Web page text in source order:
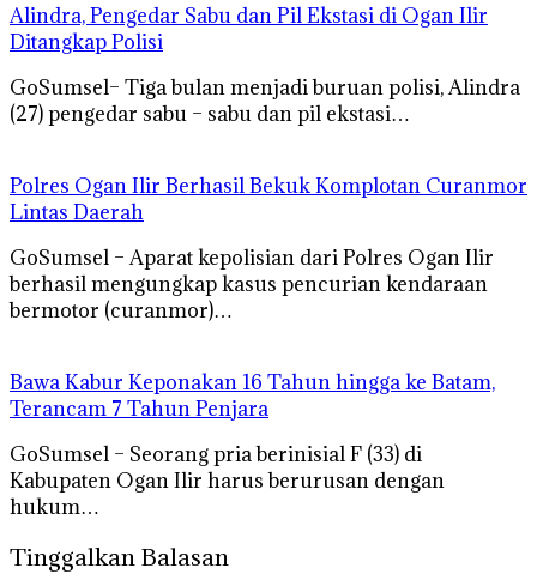
Alindra, Pengedar Sabu dan Pil Ekstasi di Ogan Ilir
Ditangkap Polisi
GoSumsel– Tiga bulan menjadi buruan polisi, Alindra
(27) pengedar sabu – sabu dan pil ekstasi…
Polres Ogan Ilir Berhasil Bekuk Komplotan Curanmor
Lintas Daerah
GoSumsel – Aparat kepolisian dari Polres Ogan Ilir
berhasil mengungkap kasus pencurian kendaraan
bermotor (curanmor)…
Bawa Kabur Keponakan 16 Tahun hingga ke Batam,
Terancam 7 Tahun Penjara
GoSumsel – Seorang pria berinisial F (33) di
Kabupaten Ogan Ilir harus berurusan dengan
hukum…
Tinggalkan Balasan